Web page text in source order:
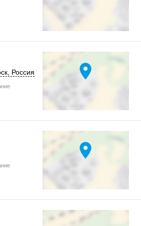
, Россия location_on
location_on